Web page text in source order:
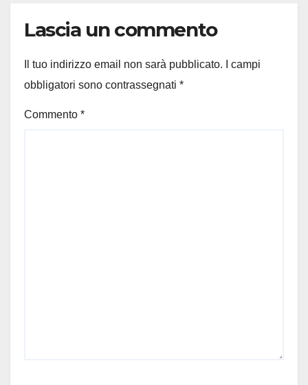
Lascia un commento
Il tuo indirizzo email non sarà pubblicato.
I campi
obbligatori sono contrassegnati *
Commento *